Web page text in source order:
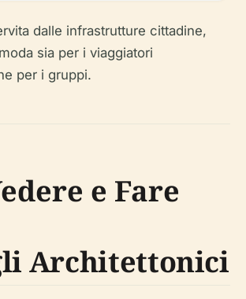
dalle infrastrutture cittadine,
sia per i viaggiatori
per i gruppi.
e Fare
Architettonici